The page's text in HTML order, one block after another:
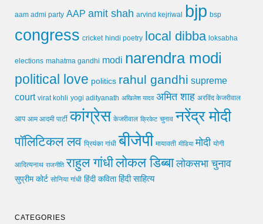
aam admi party AAP amit shah arvind kejriwal bjp bsp
congress cricket hindi poetry local dibba loksabha
elections mahatma gandhi modi narendra modi
political love politics rahul gandhi supreme
court virat kohli yogi adityanath अखिलेश यादव अमित शाह अरविंद केजरीवाल
आप आम आदमी पार्टी कांग्रेस केजरीवाल क्रिकेट चुनाव नरेंद्र मोदी
पॉलिटिकल लव प्रियंका गांधी बीजेपी मायावती मीडिया मोदी योगी
आदित्यनाथ राजनीति राहुल गांधीलोकल डिब्बा लोकसभा चुनाव
सुप्रीम कोर्ट सोनिया गांधी हिंदी कविता हिंदी साहित्य
CATEGORIES